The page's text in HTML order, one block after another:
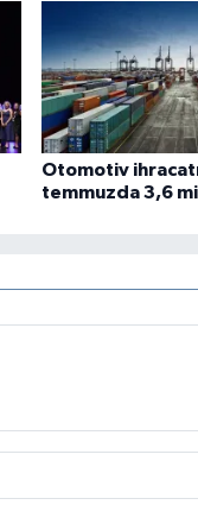
Otomotiv
temmuzda 3,6